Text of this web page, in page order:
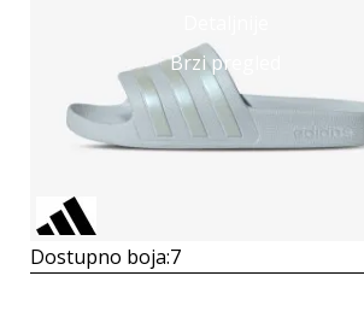
Brzi pregled
Dostupno boja:7